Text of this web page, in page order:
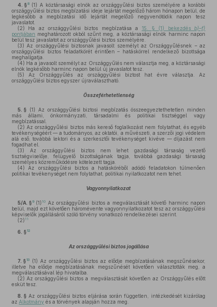
4. § 8 (1) A köztársasági elnök az országgyűlési biztos személyére a korábbi
országgyűlési biztos megbízatási ideje lejártát megelőző három hónapon belül, de
legkésőbb a megbízatási idő lejártát megelőző negyvenötödik napon tesz
javaslatot.
(2) Ha az országgyűlési biztos megbízatása a 15. § (1) bekezdésb)–f)
pontjában meghatározott okból szűnt meg, a köztársasági elnök harminc napon
belül tesz javaslatot az országgyűlési biztos személyére.
(3) Az országgyűlési biztosnak javasolt személyt az Országgyűlésnek – az
országgyűlési biztos feladatkörét érintően – hatáskörrel rendelkező bizottsága
meghallgatja.
(4) Ha a javasolt személyt az Országgyűlés nem választja meg, a köztársasági
elnök legkésőbb harminc napon belül új javaslatot tesz.
(5) Az Országgyűlés az országgyűlési biztost hat évre választja. Az
országgyűlési biztos egyszer újraválasztható.
Összeférhetetlenség
5. § (1) Az országgyűlési biztosi megbízatás összeegyeztethetetlen minden
más állami, önkormányzati, társadalmi és politikai tisztséggel vagy
megbízatással.
(2) Az országgyűlési biztos más kereső foglalkozást nem folytathat, és egyéb
tevékenységéért — a tudományos, az oktatói, a művészeti, a szerzői jogi védelem
alá eső, továbbá lektori és a szerkesztői tevékenységet kivéve — díjazást nem
fogadhat el.
(3) Az országgyűlési biztos nem lehet gazdasági társaság vezető
tisztségviselője, felügyelő bizottságának tagja, továbbá gazdasági társaság
személyes közreműködésre kötelezett tagja.
(4) Az országgyűlési biztos a hatásköréből adódó feladatokon túlmenően
politikai tevékenységet nem folytathat, politikai nyilatkozatot nem tehet.
Vagyonnyilatkozat
5/A. § 9 (1) 10 Az országgyűlési biztos a megválasztását követő harminc napon
belül, majd ezt követően háromévente vagyonnyilatkozatot tesz az országgyűlési
képviselők jogállásáról szóló törvény vonatkozó rendelkezései szerint.
(2) 11
6. § 12
Az országgyűlési biztos jogállása
7. § 13 (1) Az országgyűlési biztos az elődje megbízatásának megszűnésekor,
illetve ha elődje megbízatásának megszűnését követően választották meg, a
megválasztásával lép hivatalba.
(2) Az országgyűlési biztos a megválasztását követően az Országgyűlés előtt
esküt tesz.
8. § Az országgyűlési biztos eljárása során független, intézkedését kizárólag
az Alkotmány és a törvények alapján hozza meg.